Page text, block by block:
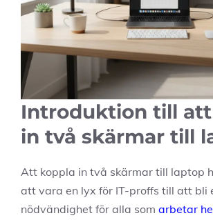
Introduktion till
in två skärmar till
Att koppla in två skärmar till laptop
att vara en lyx för IT-proffs till att bli
nödvändighet för alla som arbetar